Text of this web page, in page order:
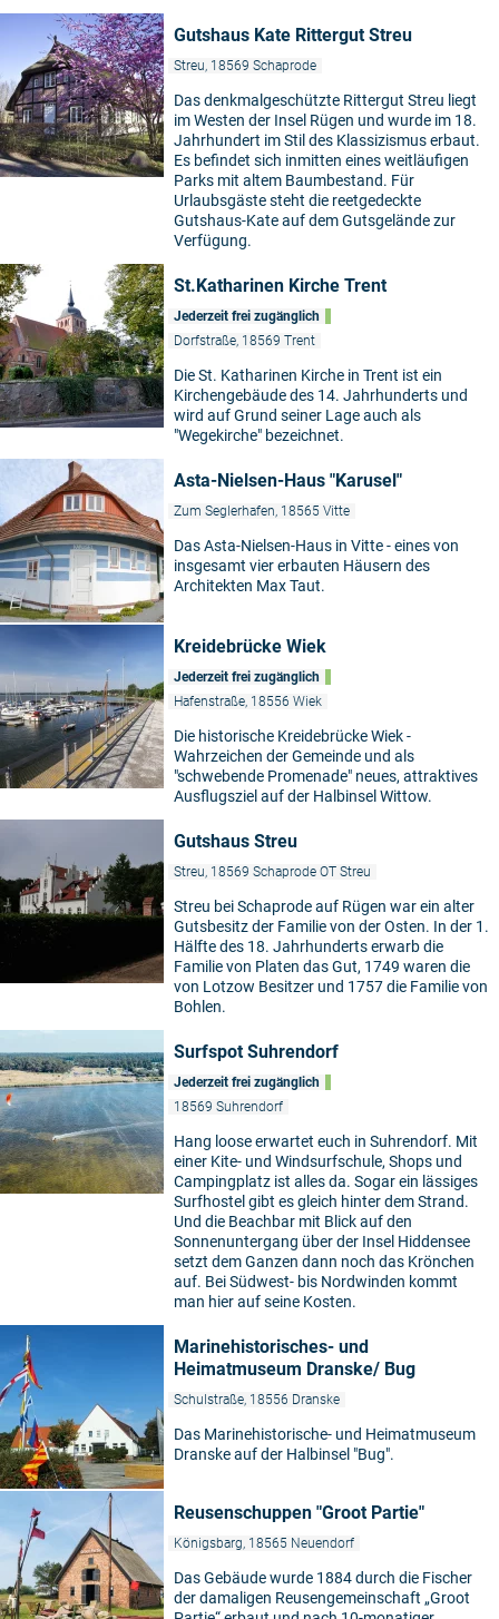
Gutshaus Kate Rittergut Streu
Streu, 18569 Schaprode
Das denkmalgeschützte Rittergut Streu liegt
im Westen der Insel Rügen und wurde im 18.
Jahrhundert im Stil des Klassizismus erbaut.
Es befindet sich inmitten eines weitläufigen
Parks mit altem Baumbestand. Für
Urlaubsgäste steht die reetgedeckte
Gutshaus-Kate auf dem Gutsgelände zur
Verfügung.
St.Katharinen Kirche Trent
Jederzeit frei zugänglich
Dorfstraße, 18569 Trent
Die St. Katharinen Kirche in Trent ist ein
Kirchengebäude des 14. Jahrhunderts und
wird auf Grund seiner Lage auch als
"Wegekirche" bezeichnet.
Asta-Nielsen-Haus "Karusel"
Zum Seglerhafen, 18565 Vitte
Das Asta-Nielsen-Haus in Vitte - eines von
insgesamt vier erbauten Häusern des
Architekten Max Taut.
Kreidebrücke Wiek
Jederzeit frei zugänglich
Hafenstraße, 18556 Wiek
Die historische Kreidebrücke Wiek -
Wahrzeichen der Gemeinde und als
"schwebende Promenade" neues, attraktives
Ausflugsziel auf der Halbinsel Wittow.
Gutshaus Streu
Streu, 18569 Schaprode OT Streu
Streu bei Schaprode auf Rügen war ein alter
Gutsbesitz der Familie von der Osten. In der 1.
Hälfte des 18. Jahrhunderts erwarb die
Familie von Platen das Gut, 1749 waren die
von Lotzow Besitzer und 1757 die Familie von
Bohlen.
Surfspot Suhrendorf
Jederzeit frei zugänglich
18569 Suhrendorf
Hang loose erwartet euch in Suhrendorf. Mit
einer Kite- und Windsurfschule, Shops und
Campingplatz ist alles da. Sogar ein lässiges
Surfhostel gibt es gleich hinter dem Strand.
Und die Beachbar mit Blick auf den
Sonnenuntergang über der Insel Hiddensee
setzt dem Ganzen dann noch das Krönchen
auf. Bei Südwest- bis Nordwinden kommt
man hier auf seine Kosten.
Marinehistorisches- und
Heimatmuseum Dranske/ Bug
Schulstraße, 18556 Dranske
Das Marinehistorische- und Heimatmuseum
Dranske auf der Halbinsel "Bug".
Reusenschuppen "Groot Partie"
Königsbarg, 18565 Neuendorf
Das Gebäude wurde 1884 durch die Fischer
der damaligen Reusengemeinschaft „Groot